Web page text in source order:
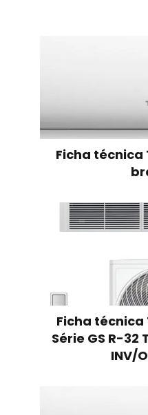
Ficha técnica
Ficha técnica
Série GS R-32
INV/